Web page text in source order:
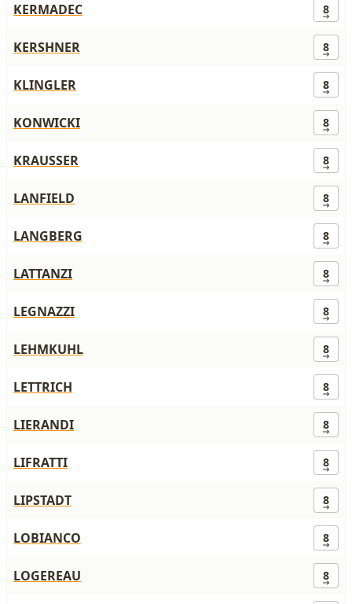
KERMADEC 8
KERSHNER 8
KLINGLER 8
KONWICKI 8
KRAUSSER 8
LANFIELD 8
LANGBERG 8
LATTANZI 8
LEGNAZZI 8
LEHMKUHL 8
LETTRICH 8
LIERANDI 8
LIFRATTI 8
LIPSTADT 8
LOBIANCO 8
LOGEREAU 8